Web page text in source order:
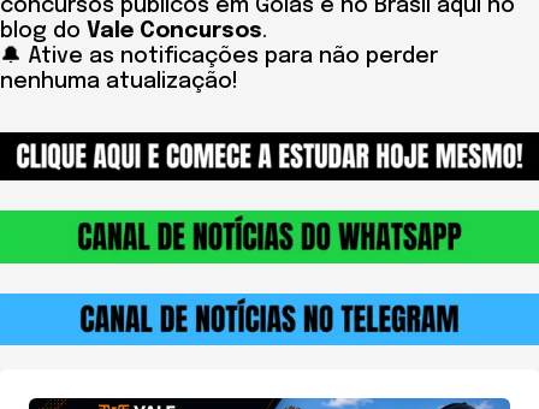
concursos públicos em Goiás e no Brasil aqui no
blog do Vale Concursos.
🔔 Ative as notificações para não perder
nenhuma atualização!